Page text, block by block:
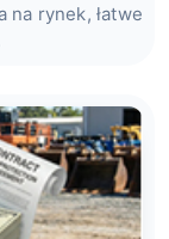
rynek, łatwe